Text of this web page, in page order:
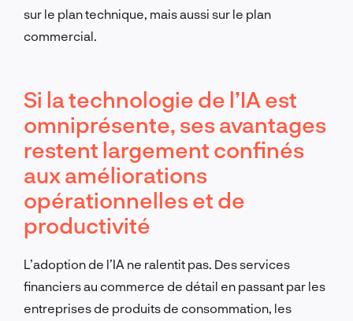
sur le plan technique, mais aussi sur le plan
commercial.
Si la technologie de l’IA est
omniprésente, ses avantages
restent largement confinés
aux améliorations
opérationnelles et de
productivité
L’adoption de l’IA ne ralentit pas. Des services
financiers au commerce de détail en passant par les
entreprises de produits de consommation, les